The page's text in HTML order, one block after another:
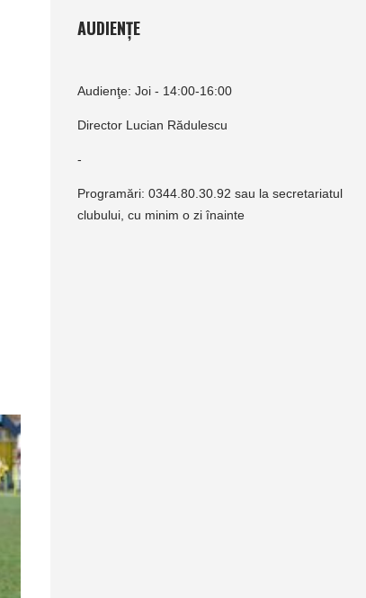
AUDIENȚE
Audienţe: Joi - 14:00-16:00
Director Lucian Rădulescu
-
Programări: 0344.80.30.92 sau la secretariatul
clubului, cu minim o zi înainte